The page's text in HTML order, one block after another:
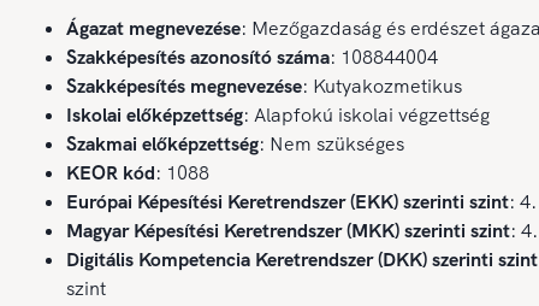
Ágazat megnevezése: Mezőgazdaság és erdészet
Szakképesítés azonosító száma: 108844004
Szakképesítés megnevezése: Kutyakozmetikus
Iskolai előképzettség: Alapfokú iskolai végzettség
Szakmai előképzettség: Nem szükséges
KEOR kód: 1088
Európai Képesítési Keretrendszer (EKK) szerinti szint:
Magyar Képesítési Keretrendszer (MKK) szerinti szint:
Digitális Kompetencia Keretrendszer (DKK) szerinti szint
szint